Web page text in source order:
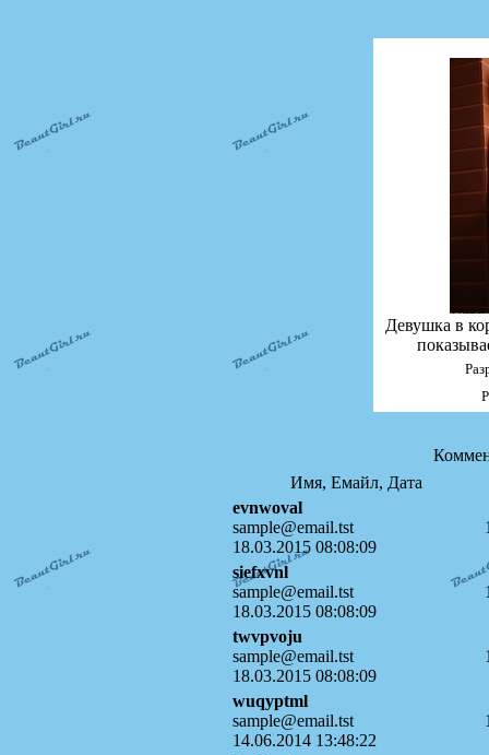
Девушка в
Имя, Емайл, Дата
evnwoval
sample@email.tst
18.03.2015 08:08:09
siefxvnl
sample@email.tst
18.03.2015 08:08:09
twvpvoju
sample@email.tst
18.03.2015 08:08:09
wuqyptml
sample@email.tst
14.06.2014 13:48:22